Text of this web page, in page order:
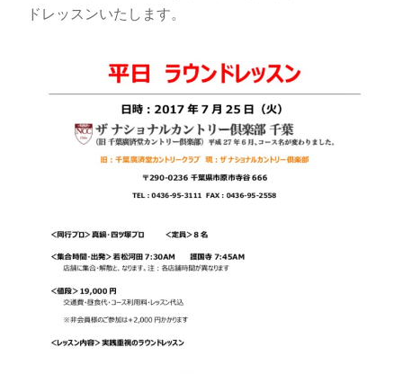
ドレッスンいたします。